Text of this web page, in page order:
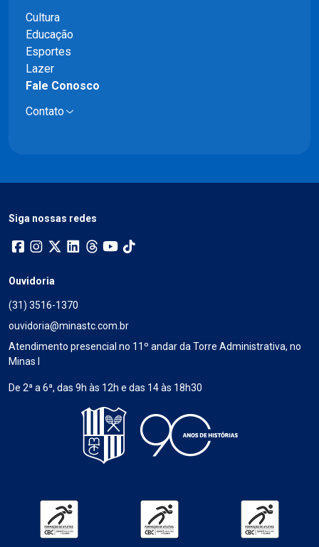
Cultura
Educação
Esportes
Lazer
Fale Conosco
Contato
Siga nossas redes
Ouvidoria
(31) 3516-1370
ouvidoria@minastc.com.br
Atendimento presencial no 11º andar da Torre Administrativa, no
Minas I
De 2ª a 6ª, das 9h às 12h e das 14 às 18h30